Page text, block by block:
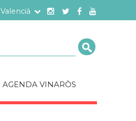
Valencià
AGENDA VINARÒS